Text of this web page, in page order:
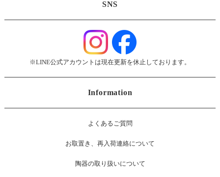
SNS
※LINE公式アカウントは現在更新を休止しております。
Information
よくあるご質問
お取置き、再入荷連絡について
陶器の取り扱いについて